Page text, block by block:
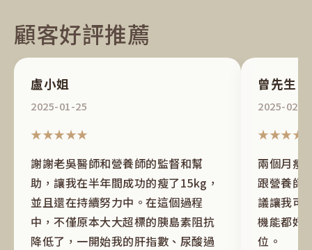
顧客好評推薦
盧小姐
2025-01-25
★★★★★
謝謝老吳醫師和營養師的監督和幫
助，讓我在半年間成功的瘦了15kg，
並且還在持續努力中。在這個過程
中，不僅原本大大超標的胰島素阻抗
降低了，一開始我的肝指數、尿酸過
曾先生
2025-02-
兩個月瘦
跟營養師
議讓我可
機能都好
位。